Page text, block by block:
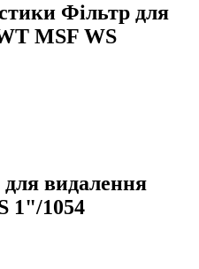
Фільтр для
MSF WS
видалення
1"/1054